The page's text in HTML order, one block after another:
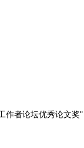
作者论坛优秀论文奖"